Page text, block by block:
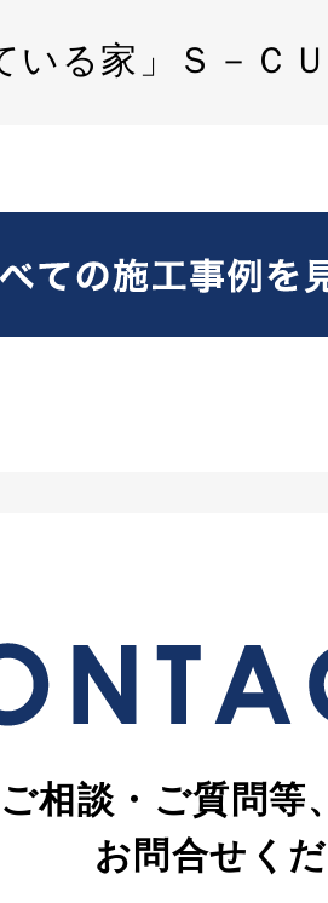
いる家」Ｓ－Ｃ
ご相談・ご質問等
お問合せく